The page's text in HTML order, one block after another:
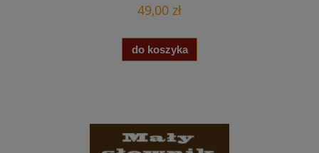
49,00 zł
do koszyka